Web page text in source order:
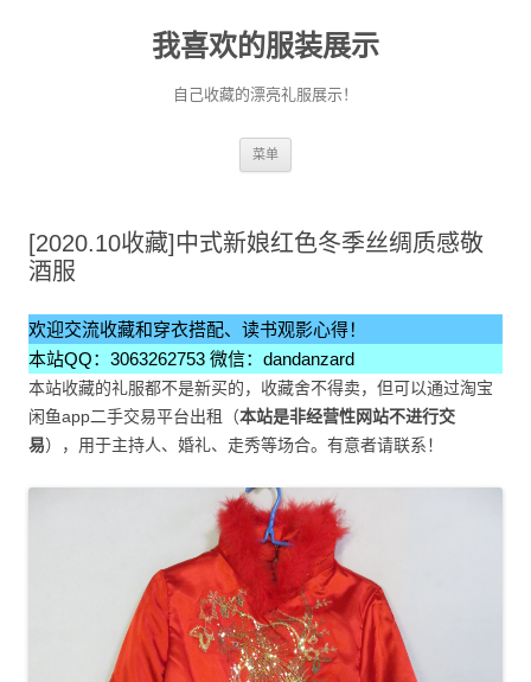
我喜欢的服装展示
自己收藏的漂亮礼服展示！
菜单
[2020.10收藏]中式新娘红色冬季丝绸质感敬
酒服
欢迎交流收藏和穿衣搭配、读书观影心得！
本站QQ：3063262753 微信：dandanzard
本站收藏的礼服都不是新买的，收藏舍不得卖，但可以通过淘宝
闲鱼app二手交易平台出租（本站是非经营性网站不进行交
易），用于主持人、婚礼、走秀等场合。有意者请联系！